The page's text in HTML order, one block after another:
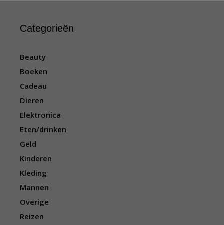
Categorieën
Beauty
Boeken
Cadeau
Dieren
Elektronica
Eten/drinken
Geld
Kinderen
Kleding
Mannen
Overige
Reizen